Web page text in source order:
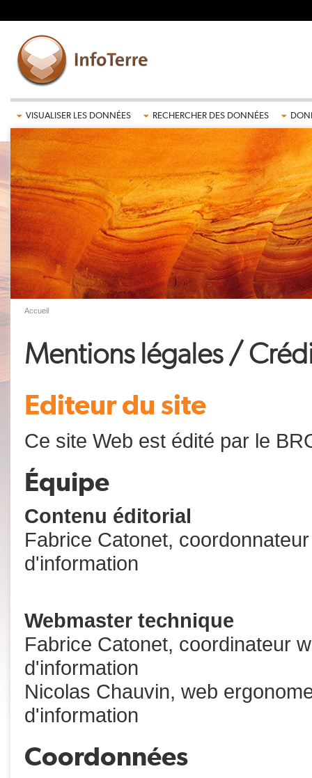
VISUALISER LES DONNÉES RECHERCHER DES DONNÉES
Accueil
Mentions légales /
Editeur du site
Ce site Web est édité par le
Équipe
Contenu éditorial
Fabrice Catonet,
d'information
Webmaster technique
Fabrice Catonet, coordinateur
d'information
Nicolas Chauvin, web
d'information
Coordonnées